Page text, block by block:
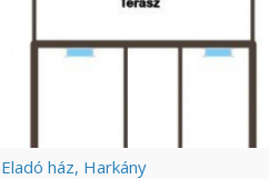
Eladó ház, Harkány